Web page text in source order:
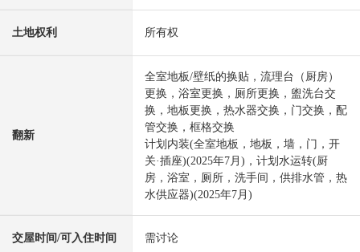
土地权利 所有权
翻新
全室地板/壁纸的换贴，流理台（厨房）
更换，浴室更换，厕所更换，盥洗台交
换，地板更换，热水器交换，门交换，配
管交换，框格交换
计划内装(全室地板，地板，墙，门，开
关·插座)(2025年7月)，计划水运转(厨
房，浴室，厕所，洗手间，供排水管，热
水供应器)(2025年7月)
交屋时间/可入住时间 需讨论